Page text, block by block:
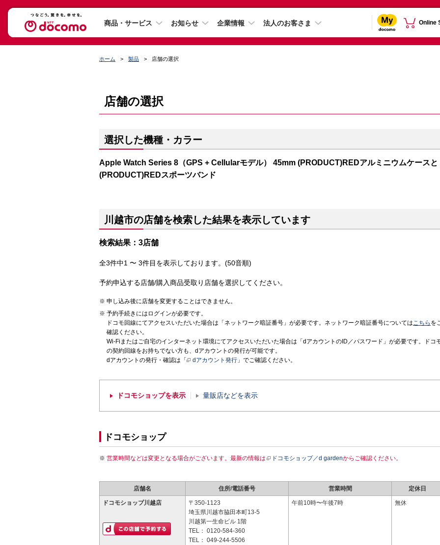
商品・サービス お知らせ 企業情報 法人のお客さま Online
ホーム 製品 店舗の選択
店舗の選択
選択した機種・カラー
Apple Watch Series 8（GPS + Cellularモデル） 45mm (PRODUCT)REDアルミニウムケースと
(PRODUCT)REDスポーツバンド
川越市の店舗を検索した結果を表示しています
検索結果：3店舗
全3件中1 〜 3件目を表示しております。(50音順)
予約申込する店舗/購入商品受取り店舗を選択してください。
申し込み後に店舗を変更することはできません。
予約手続きにはログインが必要です。
ドコモ回線にてアクセスいただいた場合は「ネットワーク暗証番号」が必要です。ネットワーク暗証番号についてはこちら を
確認ください。
Wi-Fiまたはご自宅のインターネット環境にてアクセスいただいた場合は「dアカウントのID／パスワード」が必要です。ドコ
の契約回線をお持ちでない方も、dアカウントの発行が可能です。
dアカウントの発行・確認は「
dアカウント発行 」でご確認ください。
ドコモショップを表示 量販店などを表示
ドコモショップ
営業時間などは変更となる場合がございます。最新の情報は ドコモショップ／d gardenからご確認ください。
店舗名 住所/電話番号 営業時間 定休日
ドコモショップ川越店
〒350-1123
埼玉県川越市脇田本町13-5
川越第一生命ビル 1階
TEL： 0120-584-360
TEL： 049-244-5506
午前10時〜午後7時 無休